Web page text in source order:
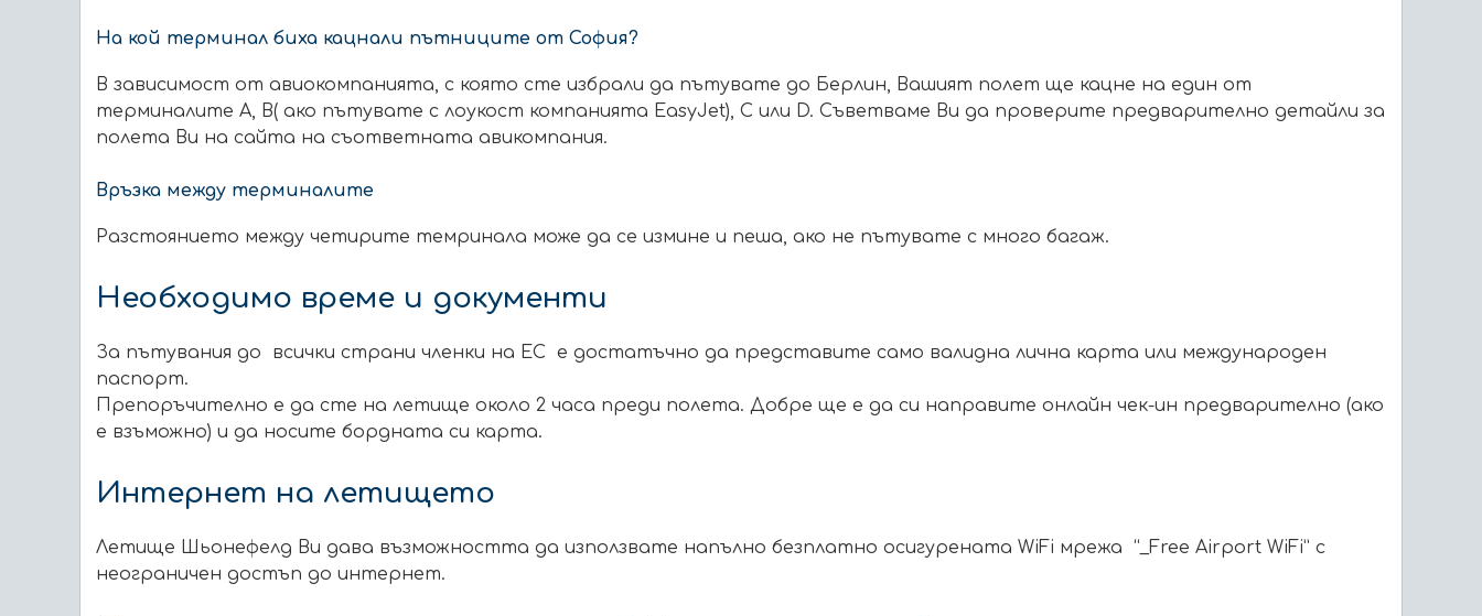
На кой терминал биха кацнали пътниците от София?
В зависимост от авиокомпанията, с която сте избрали да пътувате до Берлин, Вашият полет ще кацне на един от
терминалите A, B( ако пътувате с лоукост компанията EasyJet), C или D. Съветваме Ви да проверите предварително детайли за
полета Ви на сайта на съответната авикомпания.
Връзка между терминалите
Разстоянието между четирите темринала може да се измине и пеша, ако не пътувате с много багаж.
Необходимо време и документи
За пътувания до всички страни членки на ЕС е достатъчно да представите само валидна лична карта или международен
паспорт.
Препоръчително е да сте на летище около 2 часа преди полета. Добре ще е да си направите онлайн чек-ин предварително (ако
е взъможно) и да носите бордната си карта.
Интернет на летището
Летище Шьонефелд Ви дава възможността да използвате напълно безплатно осигурената WiFi мрежа “_Free Airport WiFi” с
неограничен достъп до интернет.